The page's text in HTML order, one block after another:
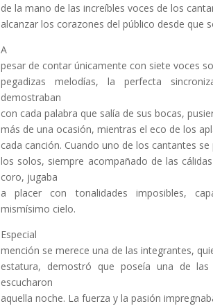
de la mano de las increíbles voces de los
alcanzar los corazones del público desde que
A
pesar de contar únicamente con siete voces
pegadizas melodías, la perfecta
demostraban
con cada palabra que salía de sus bocas,
más de una ocasión, mientras el eco de los
cada canción. Cuando uno de los cantantes
los solos, siempre acompañado de las
coro, jugaba
a placer con tonalidades imposibles,
mismísimo cielo.
Especial
mención se merece una de las integrantes,
estatura, demostró que poseía una de
escucharon
aquella noche. La fuerza y la pasión